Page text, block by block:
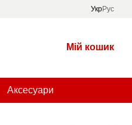
УкрРус
Мій кошик
Аксесуари